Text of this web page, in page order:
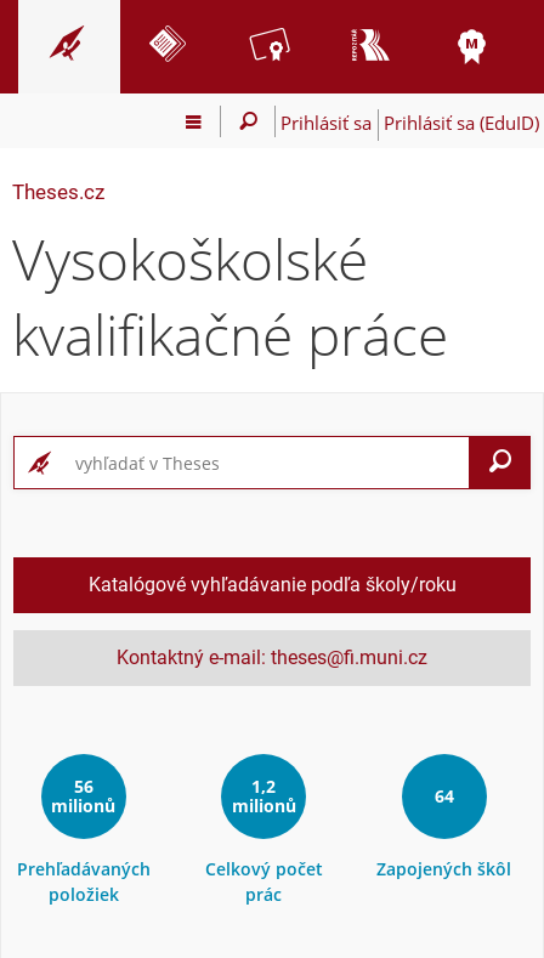
Prihlásiť sa Prihlásiť sa (EduID)
Theses.cz
Vysokoškolské
kvalifikačné práce
Katalógové vyhľadávanie podľa školy/roku
Kontaktný e-mail: theses@fi.muni.cz
56
milionů
Prehľadávaných
položiek
1,2
milionů
Celkový počet
prác
64
Zapojených škôl